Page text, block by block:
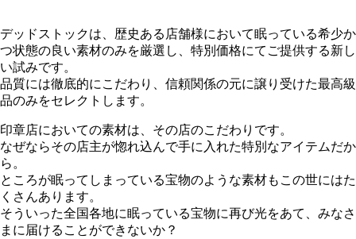
デッドストックは、歴史ある店舗様において眠っている希少か
つ状態の良い素材のみを厳選し、特別価格にてご提供する新し
い試みです。
品質には徹底的にこだわり、信頼関係の元に譲り受けた最高級
品のみをセレクトします。
印章店においての素材は、その店のこだわりです。
なぜならその店主が惚れ込んで手に入れた特別なアイテムだか
ら。
ところが眠ってしまっている宝物のような素材もこの世にはた
くさんあります。
そういった全国各地に眠っている宝物に再び光をあて、みなさ
まに届けることができないか？